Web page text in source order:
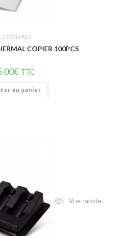
COPIER 100PCS
€ TTC
au panier
Vue rapide